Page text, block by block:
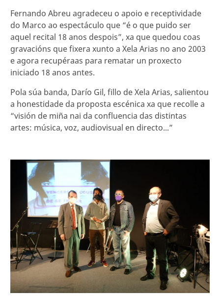
Fernando Abreu agradeceu o apoio e receptividade
do Marco ao espectáculo que “é o que puido ser
aquel recital 18 anos despois”, xa que quedou coas
gravacións que fixera xunto a Xela Arias no ano 2003
e agora recupéraas para rematar un proxecto
iniciado 18 anos antes.
Pola súa banda, Darío Gil, fillo de Xela Arias, salientou
a honestidade da proposta escénica xa que recolle a
“visión de miña nai da confluencia das distintas
artes: música, voz, audiovisual en directo...”